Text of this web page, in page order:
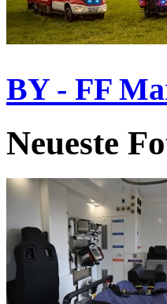
BY - FF
Neueste